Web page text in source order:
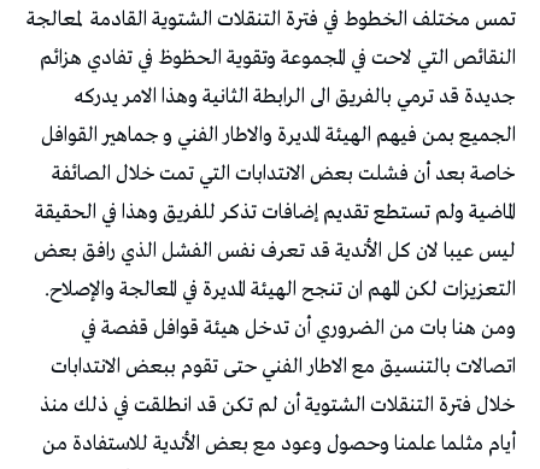
تمس مختلف الخطوط في فترة التنقلات الشتوية القادمة لمعالجة
النقائص التي لاحت في المجموعة وتقوية الحظوظ في تفادي هزائم
جديدة قد ترمي بالفريق الى الرابطة الثانية وهذا الامر يدركه
الجميع بمن فيهم الهيئة المديرة والاطار الفني و جماهير القوافل
خاصة بعد أن فشلت بعض الانتدابات التي تمت خلال الصائفة
الماضية ولم تستطع تقديم إضافات تذكر للفريق وهذا في الحقيقة
ليس عيبا لان كل الأندية قد تعرف نفس الفشل الذي رافق بعض
التعزيزات لكن المهم ان تنجح الهيئة المديرة في المعالجة والإصلاح.
ومن هنا بات من الضروري أن تدخل هيئة قوافل قفصة في
اتصالات بالتنسيق مع الاطار الفني حتى تقوم ببعض الانتدابات
خلال فترة التنقلات الشتوية أن لم تكن قد انطلقت في ذلك منذ
أيام مثلما علمنا وحصول وعود مع بعض الأندية للاستفادة من